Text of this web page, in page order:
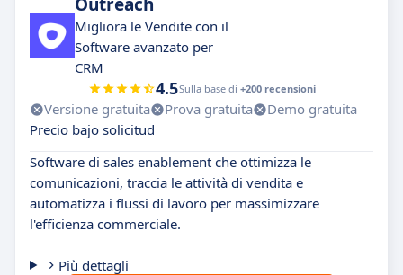
Migliora le Vendite con il
Software avanzato per
CRM
4.5Sulla base di +200 recensioni
Versione gratuita Prova gratuita
Demo gratuita
Precio bajo solicitud
Software di sales enablement che ottimizza le
comunicazioni, traccia le attività di vendita e
automatizza i flussi di lavoro per massimizzare
l'efficienza commerciale.
Più dettagli